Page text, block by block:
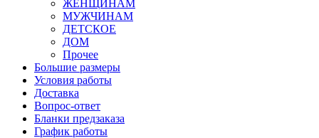
ЖЕНЩИНАМ
МУЖЧИНАМ
ДЕТСКОЕ
ДОМ
Прочее
Большие размеры
Условия работы
Доставка
Вопрос-ответ
Бланки предзаказа
График работы